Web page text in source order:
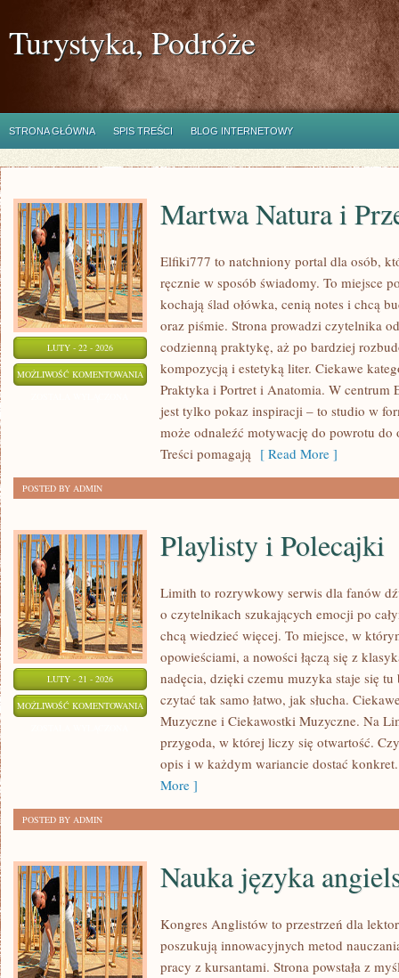
Turystyka, Podróże
STRONA GŁÓWNA SPIS TREŚCI BLOG INTERNETOWY
LUTY - 22 - 2026
MOŻLIWOŚĆ KOMENTOWANIA MARTWA
NATURA
PRZEDMIOTY
Martwa Natura i
Elfiki777 to natchniony portal dla osób,
ręcznie w sposób świadomy. To miejsce
kochają ślad ołówka, cenią notes i chcą
oraz piśmie. Strona prowadzi czytelnika
codzienną praktykę, aż po bardziej
kompozycją i estetyką liter. Ciekawe
Praktyka i Portret i Anatomia. W centrum
jest tylko pokaz inspiracji – to studio w
może odnaleźć motywację do powrotu do
Treści pomagają [ Read More ]
POSTED BY ADMIN
LUTY - 21 - 2026
MOŻLIWOŚĆ KOMENTOWANIA PLAYLISTY
POLECAJKI
Playlisty i Polecajki
Limith to rozrywkowy serwis dla fanów
o czytelnikach szukających emocji po
chcą wiedzieć więcej. To miejsce, w
opowieściami, a nowości łączą się z
nadęcia, dzięki czemu muzyka staje się
czytać tak samo łatwo, jak słucha.
Muzyczne i Ciekawostki Muzyczne. Na
przygoda, w której liczy się otwartość.
opis i w każdym wariancie dostać
More ]
POSTED BY ADMIN
Nauka języka
Kongres Anglistów to przestrzeń dla
poszukują innowacyjnych metod
pracy z kursantami. Strona powstała z